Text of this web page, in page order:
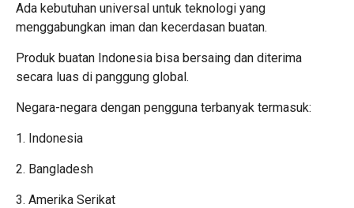
Ada kebutuhan universal untuk teknologi yang
menggabungkan iman dan kecerdasan buatan.
Produk buatan Indonesia bisa bersaing dan diterima
secara luas di panggung global.
Negara-negara dengan pengguna terbanyak termasuk:
1. Indonesia
2. Bangladesh
3. Amerika Serikat